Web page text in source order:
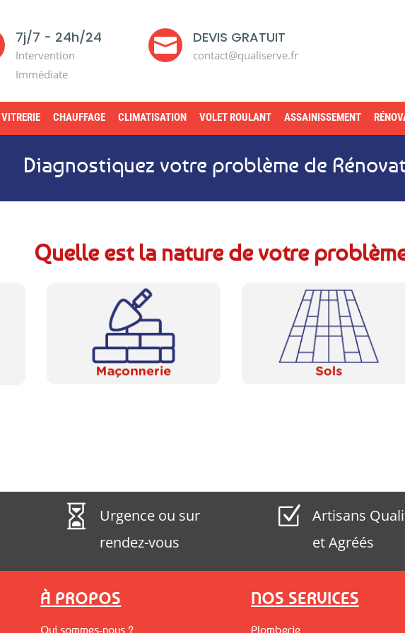
7j/7 - 24h/24
Intervention
Immédiate
 DEVIS GRATUIT
contact@qualiserve.fr
VITRERIE CHAUFFAGE CLIMATISATION VOLET ROULANT ASSAINISSEMENT
Diagnostiquez votre problème de
Quelle est la nature de votre

Urgence ou sur
rendez-vous
Z
Artisans
et Agréés
À PROPOS
Qui sommes-nous ?
NOS SERVICES
Plomberie